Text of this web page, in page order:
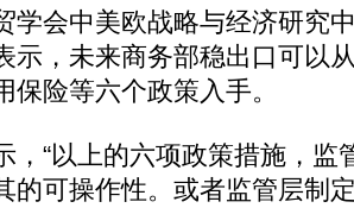
会中美欧战略与经济研究
示，未来商务部稳出口可以
保险等六个政策入手。
“以上的六项政策措施，监
的可操作性。或者监管层制